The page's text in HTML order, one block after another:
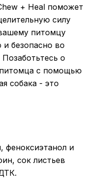
+ Heal поможет
силу
питомцу
и безопасно во
о
с помощью
собака - это
феноксиэтанол и
сок листьев